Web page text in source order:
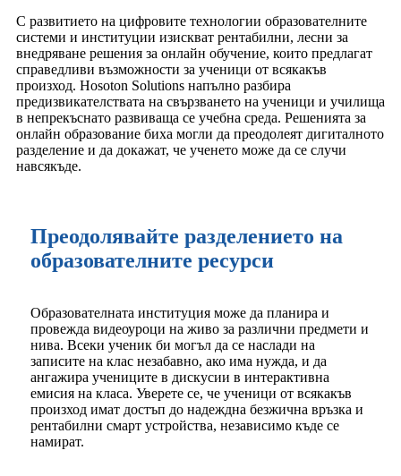
С развитието на цифровите технологии образователните
системи и институции изискват рентабилни, лесни за
внедряване решения за онлайн обучение, които предлагат
справедливи възможности за ученици от всякакъв
произход. Hosoton Solutions напълно разбира
предизвикателствата на свързването на ученици и училища
в непрекъснато развиваща се учебна среда. Решенията за
онлайн образование биха могли да преодолеят дигиталното
разделение и да докажат, че ученето може да се случи
навсякъде.
Преодолявайте разделението на
образователните ресурси
Образователната институция може да планира и
провежда видеоуроци на живо за различни предмети и
нива. Всеки ученик би могъл да се наслади на
записите на клас незабавно, ако има нужда, и да
ангажира учениците в дискусии в интерактивна
емисия на класа. Уверете се, че ученици от всякакъв
произход имат достъп до надеждна безжична връзка и
рентабилни смарт устройства, независимо къде се
намират.